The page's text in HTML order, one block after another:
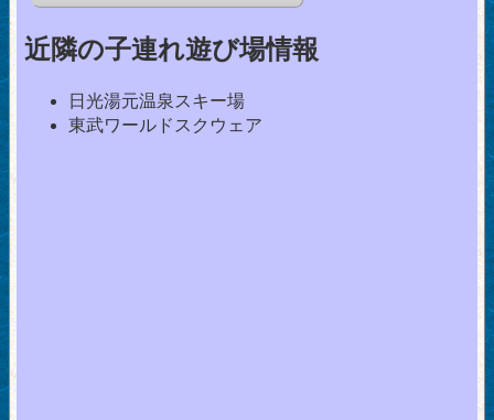
近隣の子連れ遊び場情報
日光湯元温泉スキー場
東武ワールドスクウェア